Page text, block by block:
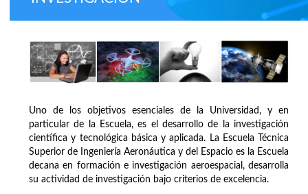
Uno de los objetivos esenciales de la Universidad, y en
particular de la Escuela, es el desarrollo de la investigación
científica y tecnológica básica y aplicada. La Escuela Técnica
Superior de Ingeniería Aeronáutica y del Espacio es la Escuela
decana en formación e investigación aeroespacial, desarrolla
su actividad de investigación bajo criterios de excelencia.